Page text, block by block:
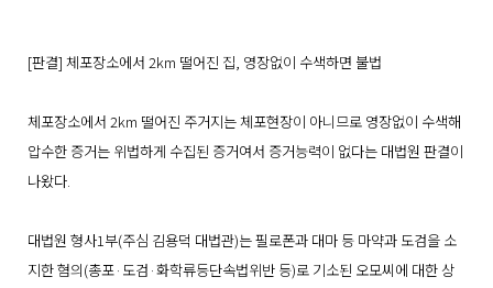
[판결] 체포장소에서 2km 떨어진 집, 영장없이 수색하면 불법
체포장소에서 2km 떨어진 주거지는 체포현장이 아니므로 영장없이 수색해
압수한 증거는 위법하게 수집된 증거여서 증거능력이 없다는 대법원 판결이
나왔다.
대법원 형사1부(주심 김용덕 대법관)는 필로폰과 대마 등 마약과 도검을 소
지한 혐의(총포·도검·화학류등단속법위반 등)로 기소된 오모씨에 대한 상